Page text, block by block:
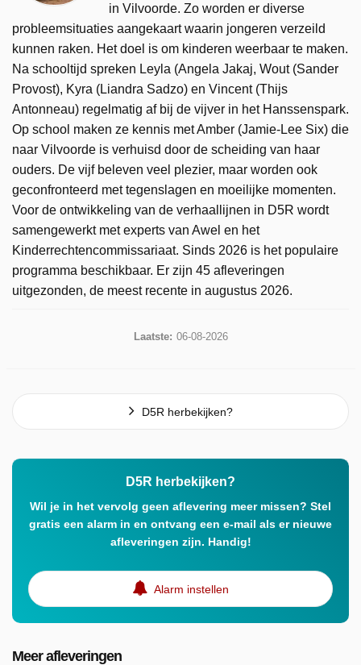
in Vilvoorde. Zo worden er diverse
probleemsituaties aangekaart waarin jongeren verzeild
kunnen raken. Het doel is om kinderen weerbaar te maken.
Na schooltijd spreken Leyla (Angela Jakaj, Wout (Sander
Provost), Kyra (Liandra Sadzo) en Vincent (Thijs
Antonneau) regelmatig af bij de vijver in het Hanssenspark.
Op school maken ze kennis met Amber (Jamie-Lee Six) die
naar Vilvoorde is verhuisd door de scheiding van haar
ouders. De vijf beleven veel plezier, maar worden ook
geconfronteerd met tegenslagen en moeilijke momenten.
Voor de ontwikkeling van de verhaallijnen in D5R wordt
samengewerkt met experts van Awel en het
Kinderrechtencommissariaat. Sinds 2026 is het populaire
programma beschikbaar. Er zijn 45 afleveringen
uitgezonden, de meest recente in augustus 2026.
Laatste: 06-08-2026
D5R herbekijken?
D5R herbekijken?
Wil je in het vervolg geen aflevering meer missen? Stel
gratis een alarm in en ontvang een e-mail als er nieuwe
afleveringen zijn. Handig!
Alarm instellen
Meer afleveringen